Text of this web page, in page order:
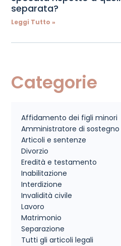
separata?
Leggi Tutto »
Categorie
Affidamento dei figli minori
Amministratore di sostegno
Articoli e sentenze
Divorzio
Eredità e testamento
Inabilitazione
Interdizione
Invalidità civile
Lavoro
Matrimonio
Separazione
Tutti gli articoli legali